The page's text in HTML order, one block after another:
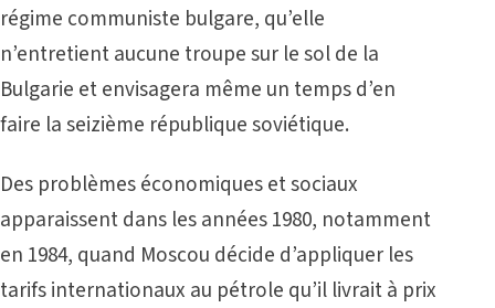
régime communiste bulgare, qu’elle
n’entretient aucune troupe sur le sol de la
Bulgarie et envisagera même un temps d’en
faire la seizième république soviétique.
Des problèmes économiques et sociaux
apparaissent dans les années 1980, notamment
en 1984, quand Moscou décide d’appliquer les
tarifs internationaux au pétrole qu’il livrait à prix